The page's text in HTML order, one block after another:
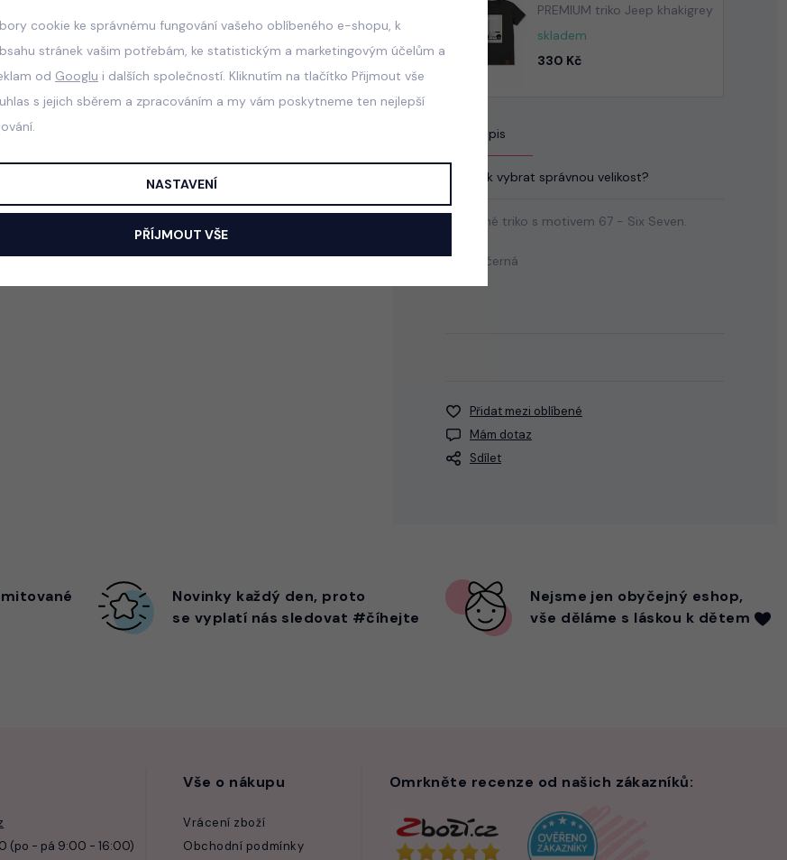
PREMIUM triko Jeep khakigrey
skladem
330 Kč
Popis
Jak vybrat správnou velikost?
Bavlněné triko s motivem 67 - Six Seven.
Barva: černá
Přidat mezi oblíbené
Mám dotaz
Sdílet
Novinky každý den, proto
se vyplatí nás sledovat #číhejte
Nejsme jen obyčejný eshop,
vše děláme s láskou k dětem
(po - pá 9:00 - 16:00)
Vše o nákupu
Vrácení zboží
Obchodní podmínky
Omrkněte recenze od našich zákazníků:
cookie ke správnému fungování vašeho oblíbeného e-shopu, k
stránek vašim potřebám, ke statistickým a marketingovým účelům a
od Googlu i dalších společností. Kliknutím na tlačítko Přijmout vše
s jejich sběrem a zpracováním a my vám poskytneme ten nejlepší
NASTAVENÍ
PŘÍJMOUT VŠE